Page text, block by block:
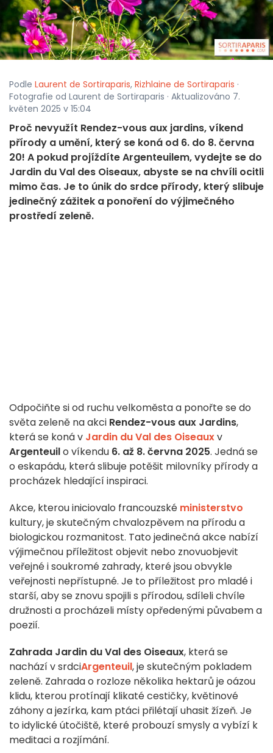
Podle Laurent de Sortiraparis, Rizhlaine de Sortiraparis ·
Fotografie od Laurent de Sortiraparis · Aktualizováno 7.
květen 2025 v 15:04
Proč nevyužít Rendez-vous aux jardins, víkend
přírody a umění, který se koná od 6. do 8. června
20! A pokud projíždíte Argenteuilem, vydejte se do
Jardin du Val des Oiseaux, abyste se na chvíli ocitli
mimo čas. Je to únik do srdce přírody, který slibuje
jedinečný zážitek a ponoření do výjimečného
prostředí zeleně.
Odpočiňte si od ruchu velkoměsta a ponořte se do
světa zeleně na akci Rendez-vous aux Jardins,
která se koná v Jardin du Val des Oiseauxv
Argenteuilo víkendu 6. až 8. června 2025. Jedná se
o eskapádu, která slibuje potěšit milovníky přírody a
procházek hledající inspiraci.
Akce, kterou iniciovalo francouzské ministerstvo
kultury, je skutečným chvalozpěvem na přírodu a
biologickou rozmanitost. Tato jedinečná akce nabízí
výjimečnou příležitost objevit nebo znovuobjevit
veřejné i soukromé zahrady, které jsou obvykle
veřejnosti nepřístupné. Je to příležitost pro mladé i
starší, aby se znovu spojili s přírodou, sdíleli chvíle
družnosti a procházeli místy opředenými půvabem a
poezií.
Zahrada Jardin du Val des Oiseaux, která se
nachází v srdciArgenteuil, je skutečným pokladem
zeleně. Zahrada o rozloze několika hektarů je oázou
klidu, kterou protínají klikaté cestičky, květinové
záhony a jezírka, kam ptáci přilétají uhasit žízeň. Je
to idylické útočiště, které probouzí smysly a vybízí k
meditaci a rozjímání.